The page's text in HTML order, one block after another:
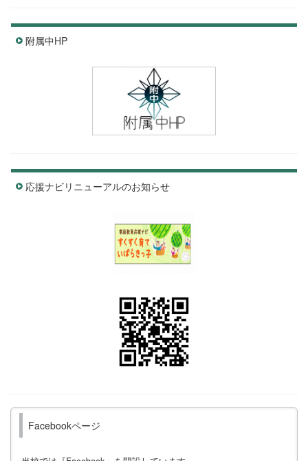
附属中HP
応援ナビリニューアルのお知らせ
Facebookページ